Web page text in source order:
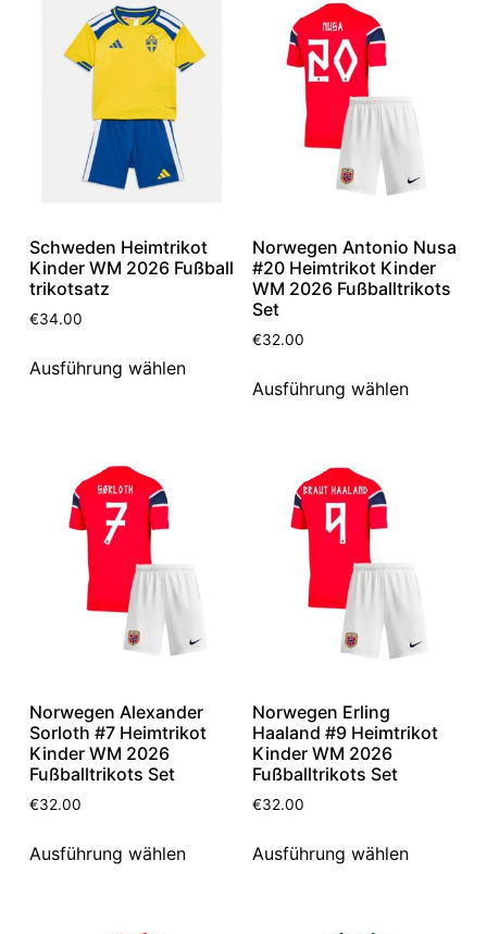
Schweden Heimtrikot
Kinder WM 2026 Fußball
trikotsatz
€34.00
Ausführung wählen
Norwegen Antonio Nusa
#20 Heimtrikot Kinder
WM 2026 Fußballtrikots
Set
€32.00
Ausführung wählen
Norwegen Alexander
Sorloth #7 Heimtrikot
Kinder WM 2026
Fußballtrikots Set
€32.00
Ausführung wählen
Norwegen Erling
Haaland #9 Heimtrikot
Kinder WM 2026
Fußballtrikots Set
€32.00
Ausführung wählen